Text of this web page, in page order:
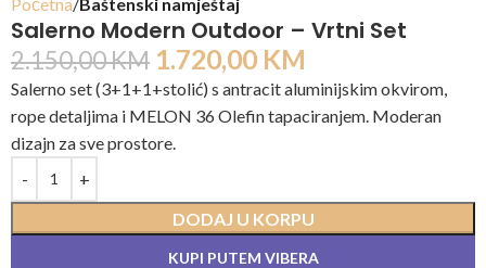
Salerno Modern Outdoor – Vrtni Set
2.150,00KM 1.720,00 KM
Salerno set (3+1+1+stolić) s antracit aluminijskim okvirom,
rope detaljima i MELON 36 Olefin tapaciranjem. Moderan
dizajn za sve prostore.
DODAJ U KORPU
KUPI PUTEM VIBERA